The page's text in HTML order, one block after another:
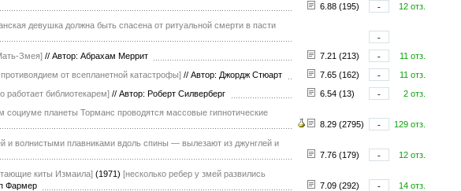
6.88 (195)
-
12 отз.
девушка должна быть спасена от ритуальной смерти в пасти
-
Змея] // Автор: Абрахам Меррит 7.21 (213) -
11 отз.
от всепланетной катастрофы] // Автор: Джордж Стюарт 7.65 (162) -
11 отз.
работает библиотекарем] // Автор: Роберт Силверберг 6.54 (13) -
2 отз.
социуме планеты Торманс проводятся массовые гипнотические
8.29 (2795) -
129 отз.
и волнистыми плавниками вдоль спины — вылезают из джунглей и
7.76 (179) -
12 отз.
киты Измаила] (1971) [несколько ребер у змей развились
Фармер 7.09 (292) -
14 отз.